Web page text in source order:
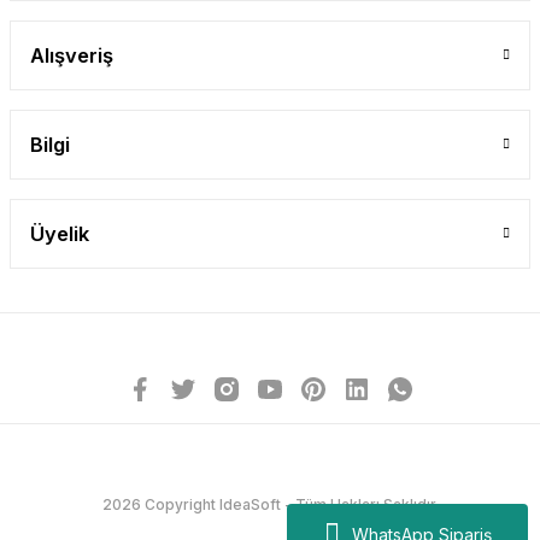
WhatsApp Sipariş
Alışveriş
Bilgi
Üyelik
2026 Copyright IdeaSoft - Tüm Hakları Saklıdır.